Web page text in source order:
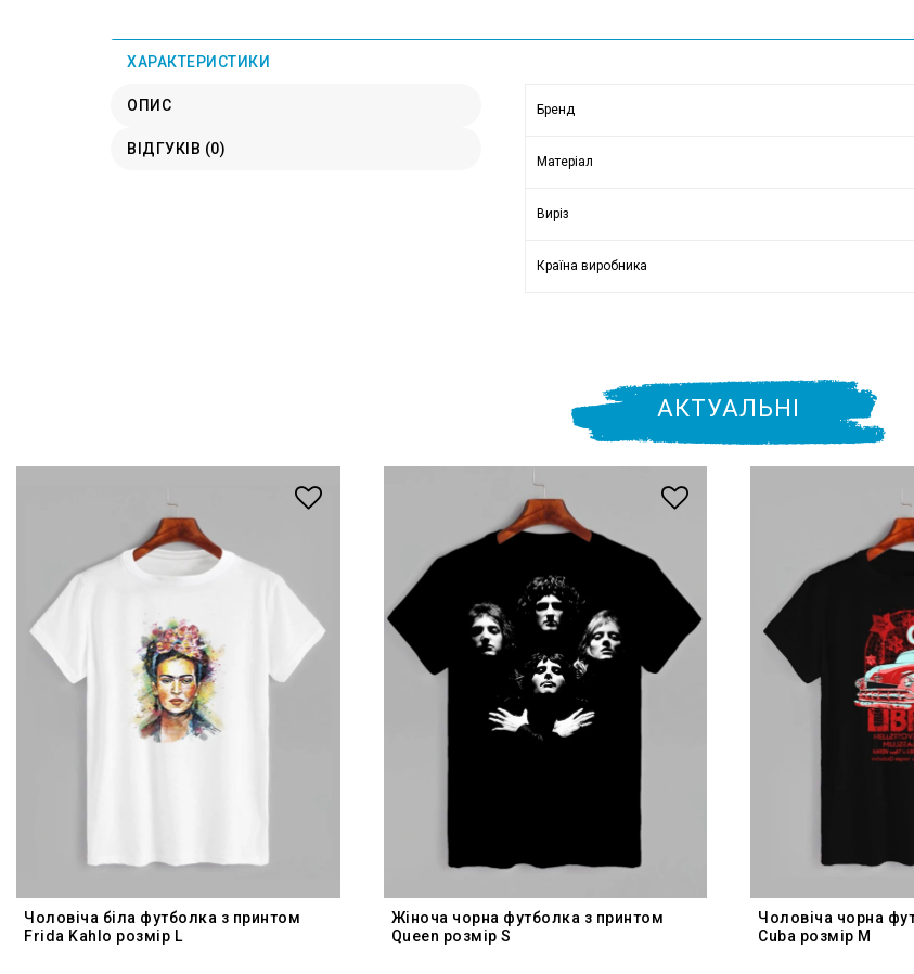
ХАРАКТЕРИСТИКИ
ОПИС
ВІДГУКІВ (0)
Бренд
Матеріал
Виріз
Країна виробника
АКТУАЛЬНІ
Чоловіча біла футболка з принтом
Frida Kahlo розмір L
Жіноча чорна футболка з принтом
Queen розмір S
Чоловіча чорна
Cuba розмір M